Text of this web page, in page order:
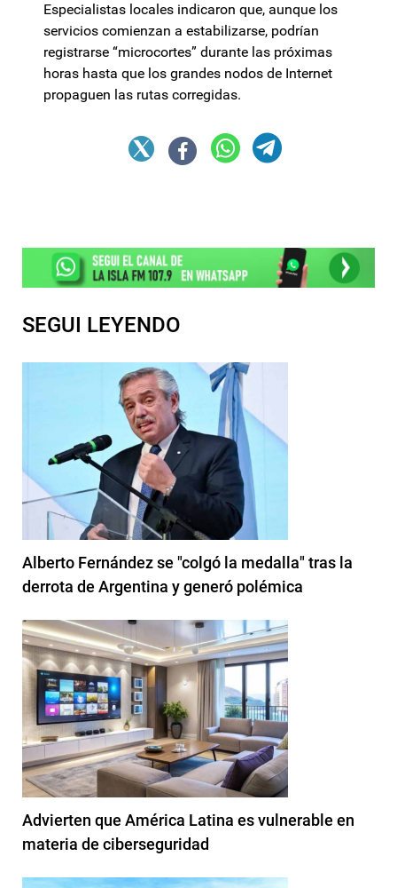
Especialistas locales indicaron que, aunque los
servicios comienzan a estabilizarse, podrían
registrarse “microcortes” durante las próximas
horas hasta que los grandes nodos de Internet
propaguen las rutas corregidas.
SEGUI LEYENDO
Alberto Fernández se "colgó la medalla" tras la
derrota de Argentina y generó polémica
Advierten que América Latina es vulnerable en
materia de ciberseguridad